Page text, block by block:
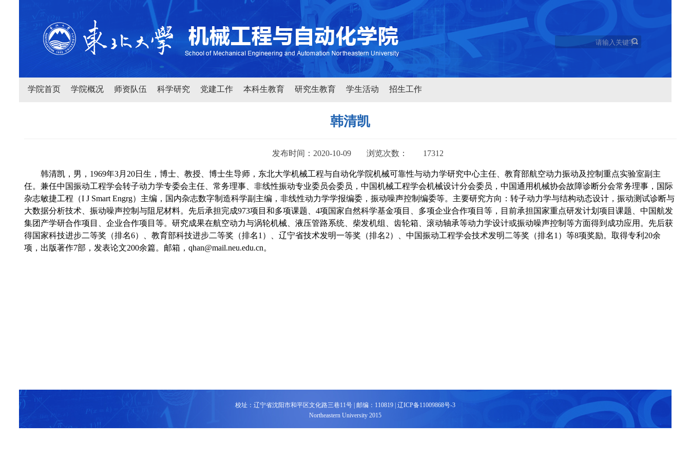
学院首页 学院概况 师资队伍 科学研究 党建工作 本科生教育 研究生教育 学生活动 招生工作
韩清凯
发布时间：2020-10-09 浏览次数： 17312
韩清凯，男，1969年3月20日生，博士、教授、博士生导师，东北大学机械工程与自动化学院机械可靠性与动力学研究中心主任、教育部航空动力振动及控制重点实验室副主
任。兼任中国振动工程学会转子动力学专委会主任、常务理事、非线性振动专业委员会委员，中国机械工程学会机械设计分会委员，中国通用机械协会故障诊断分会常务理事，国际
杂志敏捷工程（I J Smart Engrg）主编，国内杂志数字制造科学副主编，非线性动力学学报编委，振动噪声控制编委等。主要研究方向：转子动力学与结构动态设计，振动测试诊断与
大数据分析技术、振动噪声控制与阻尼材料。先后承担完成973项目和多项课题、4项国家自然科学基金项目、多项企业合作项目等，目前承担国家重点研发计划项目课题、中国航发
集团产学研合作项目、企业合作项目等。研究成果在航空动力与涡轮机械、液压管路系统、柴发机组、齿轮箱、滚动轴承等动力学设计或振动噪声控制等方面得到成功应用。先后获
得国家科技进步二等奖（排名6）、教育部科技进步二等奖（排名1）、辽宁省技术发明一等奖（排名2）、中国振动工程学会技术发明二等奖（排名1）等8项奖励。取得专利20余
项，出版著作7部，发表论文200余篇。邮箱，qhan@mail.neu.edu.cn。
校址：辽宁省沈阳市和平区文化路三巷11号 | 邮编：110819 | 辽ICP备11009868号-3
Northeastern University 2015